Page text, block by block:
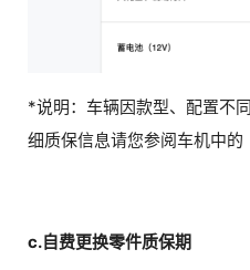
*说明：车辆因款型、配置不
细质保信息请您参阅车机中的
c.自费更换零件质保期